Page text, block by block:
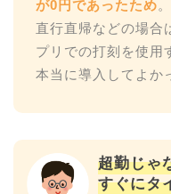
が0円であったため。
直行直帰などの場合
プリでの打刻を使用
超勤じゃ
すぐにタ